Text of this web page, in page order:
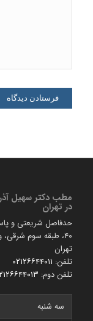
مطب دكتر سهیل
در تهران
حدفاصل شریعتی و
۴۰، طبقه سوم شرقی، واحد ۳۰۲
تهران
تلفن: ۰۲۱۲۶۶۴۴۰۱۱
تلفن دوم:
سه شنبه